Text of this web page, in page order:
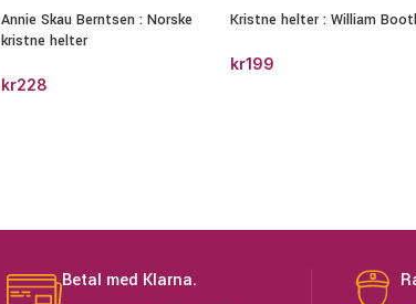
Annie Skau Berntsen : Norske
kristne helter
kr228
Kristne helter : William
kr199
Betal med Klarna.